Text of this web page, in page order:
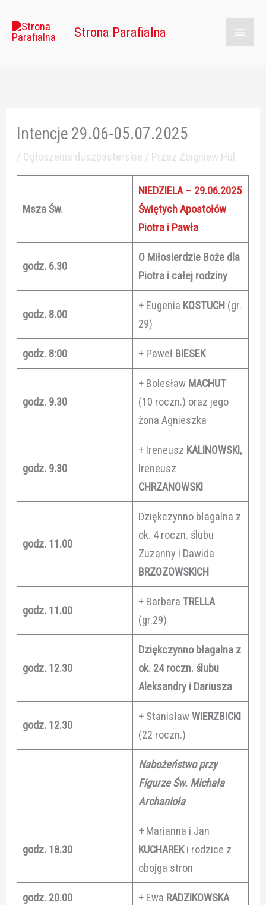
Strona Parafialna
Main
Intencje 29.06-05.07.2025
/ Ogłoszenia duszpasterskie / Przez Zbigniew Hul
Msza Św.
NIEDZIELA – 29.06.2025
Świętych Apostołów
Piotra i Pawła
godz. 6.30
O Miłosierdzie Boże dla
Piotra i całej rodziny
godz. 8.00
+ Eugenia KOSTUCH (gr.
29)
godz. 8:00 + Paweł BIESEK
godz. 9.30
+ Bolesław MACHUT
(10 roczn.) oraz jego
żona Agnieszka
godz. 9.30
+ Ireneusz KALINOWSKI,
Ireneusz
CHRZANOWSKI
godz. 11.00
Dziękczynno błagalna z
ok. 4 roczn. ślubu
Zuzanny i Dawida
BRZOZOWSKICH
godz. 11.00
+ BarbaraTRELLA
(gr.29)
godz. 12.30
Dziękczynno błagalna z
ok. 24 roczn. ślubu
Aleksandry i Dariusza
godz. 12.30
+ StanisławWIERZBICKI
(22 roczn.)
Nabożeństwo przy
Figurze Św. Michała
Archanioła
godz. 18.30
+Marianna i Jan
KUCHAREKi rodzice z
obojga stron
godz. 20.00 + Ewa RADZIKOWSKA